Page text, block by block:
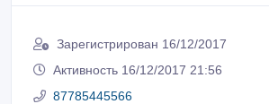
Зарегистрирован 16/12/2017
Активность 16/12/2017 21:56
87785445566